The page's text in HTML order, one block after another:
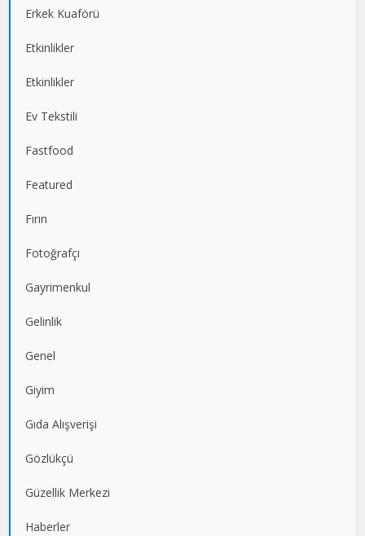
Erkek Kuaförü
Etkinlikler
Etkinlikler
Ev Tekstili
Fastfood
Featured
Fırın
Fotoğrafçı
Gayrimenkul
Gelinlik
Genel
Giyim
Gıda Alışverişi
Gözlükçü
Güzellik Merkezi
Haberler